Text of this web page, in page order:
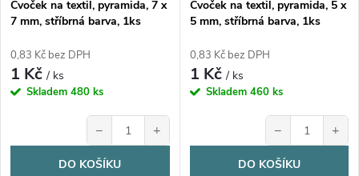
Cvoček na textil, pyramida, 7 x
7 mm, stříbrná barva, 1ks
0,83 Kč bez DPH
1 Kč/ ks
Skladem 480 ks
− +
DO KOŠÍKU
Cvoček na textil, pyramida, 5 x
5 mm, stříbrná barva, 1ks
0,83 Kč bez DPH
1 Kč/ ks
Skladem 460 ks
− +
DO KOŠÍKU